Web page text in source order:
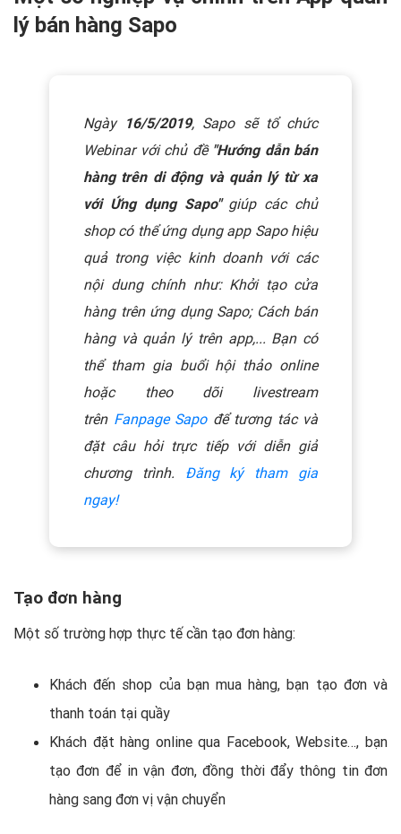
lý bán hàng Sapo
Ngày 16/5/2019, Sapo sẽ tổ chức
Webinar với chủ đề "Hướng dẫn bán
hàng trên di động và quản lý từ xa
với Ứng dụng Sapo"giúp các chủ
shop có thể ứng dụng app Sapo hiệu
quả trong việc kinh doanh với các
nội dung chính như: Khởi tạo cửa
hàng trên ứng dụng Sapo; Cách bán
hàng và quản lý trên app,... Bạn có
thể tham gia buổi hội thảo online
hoặc theo dõi livestream
trên Fanpage Sapođể tương tác và
đặt câu hỏi trực tiếp với diễn giả
chương trình. Đăng ký tham gia
ngay!
Tạo đơn hàng
Một số trường hợp thực tế cần tạo đơn hàng:
Khách đến shop của bạn mua hàng, bạn tạo đơn và
thanh toán tại quầy
Khách đặt hàng online qua Facebook, Website…, bạn
tạo đơn để in vận đơn, đồng thời đẩy thông tin đơn
hàng sang đơn vị vận chuyển